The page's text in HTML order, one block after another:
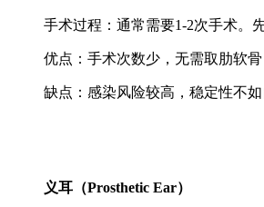
手术过程：通常需要1-2次手术。
优点：手术次数少，无需取肋软
缺点：感染风险较高，稳定性不
义耳（Prosthetic Ear）